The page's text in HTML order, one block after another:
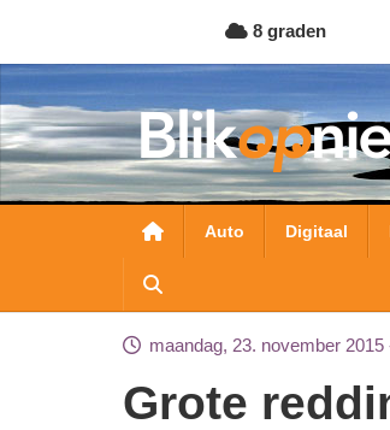
naar
de
inhoud
gaan
8 graden
Hoofdnavigatie
Auto Digitaal
maandag, 23. november 2015
Grote reddingsactie na man overboord op